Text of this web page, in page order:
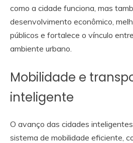
como a cidade funciona, mas
desenvolvimento econômico,
públicos e fortalece o vínculo
ambiente urbano.
Mobilidade e
inteligente
O avanço das cidades
sistema de mobilidade eficiente,